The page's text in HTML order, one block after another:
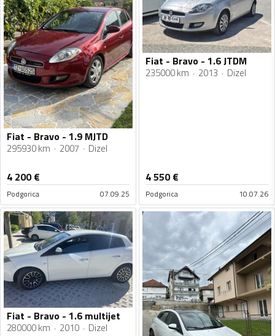
Fiat - Bravo - 1.9 MJTD
295930 km 2007 Dizel
4 200€
Podgorica 07.09.25
Fiat - Bravo - 1.6 JTDM
235000 km 2013 Dizel
4 550€
Podgorica 10.07.26
Fiat - Bravo - 1.6 multijet
280000 km 2010 Dizel